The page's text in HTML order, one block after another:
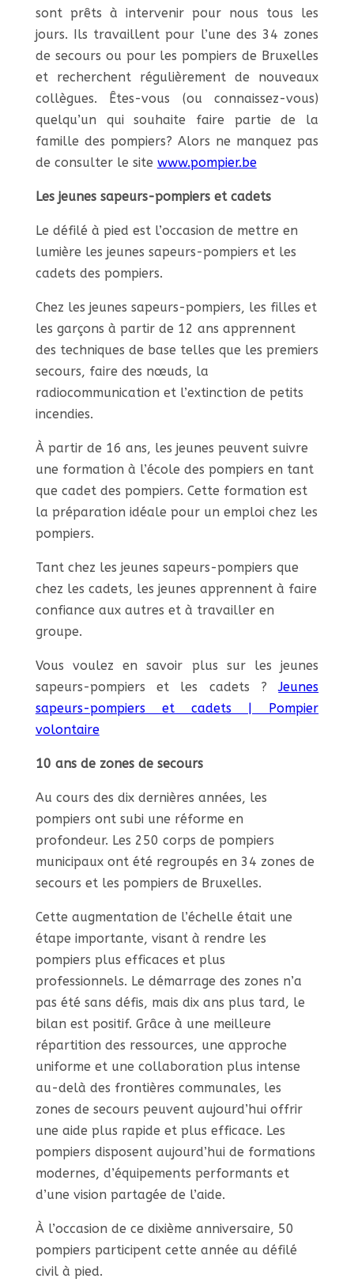
sont prêts à intervenir pour nous tous les
jours. Ils travaillent pour l’une des 34 zones
de secours ou pour les pompiers de Bruxelles
et recherchent régulièrement de nouveaux
collègues. Êtes-vous (ou connaissez-vous)
quelqu’un qui souhaite faire partie de la
famille des pompiers? Alors ne manquez pas
de consulter le site www.pompier.be
Les jeunes sapeurs-pompiers et cadets
Le défilé à pied est l’occasion de mettre en
lumière les jeunes sapeurs-pompiers et les
cadets des pompiers.
Chez les jeunes sapeurs-pompiers, les filles et
les garçons à partir de 12 ans apprennent
des techniques de base telles que les premiers
secours, faire des nœuds, la
radiocommunication et l’extinction de petits
incendies.
À partir de 16 ans, les jeunes peuvent suivre
une formation à l’école des pompiers en tant
que cadet des pompiers. Cette formation est
la préparation idéale pour un emploi chez les
pompiers.
Tant chez les jeunes sapeurs-pompiers que
chez les cadets, les jeunes apprennent à faire
confiance aux autres et à travailler en
groupe.
Vous voulez en savoir plus sur les jeunes
sapeurs-pompiers et les cadets ?Jeunes
sapeurs-pompiers et cadets | Pompier
volontaire
10 ans de zones de secours
Au cours des dix dernières années, les
pompiers ont subi une réforme en
profondeur. Les 250 corps de pompiers
municipaux ont été regroupés en 34 zones de
secours et les pompiers de Bruxelles.
Cette augmentation de l’échelle était une
étape importante, visant à rendre les
pompiers plus efficaces et plus
professionnels. Le démarrage des zones n’a
pas été sans défis, mais dix ans plus tard, le
bilan est positif. Grâce à une meilleure
répartition des ressources, une approche
uniforme et une collaboration plus intense
au-delà des frontières communales, les
zones de secours peuvent aujourd’hui offrir
une aide plus rapide et plus efficace. Les
pompiers disposent aujourd’hui de formations
modernes, d’équipements performants et
d’une vision partagée de l’aide.
À l’occasion de ce dixième anniversaire, 50
pompiers participent cette année au défilé
civil à pied.